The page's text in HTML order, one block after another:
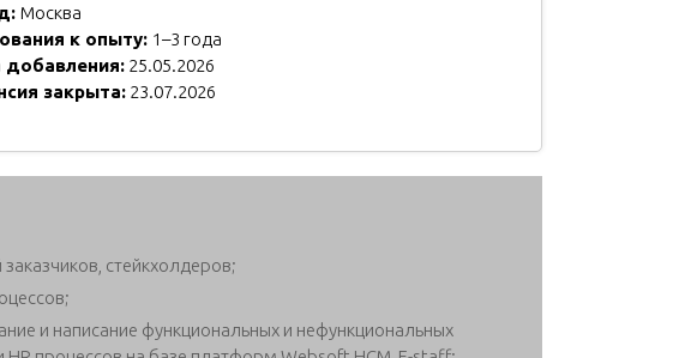
Москва
к опыту: 1–3 года
добавления: 25.05.2026
закрыта: 23.07.2026
стейкхолдеров;
и написание функциональных и нефункциональных